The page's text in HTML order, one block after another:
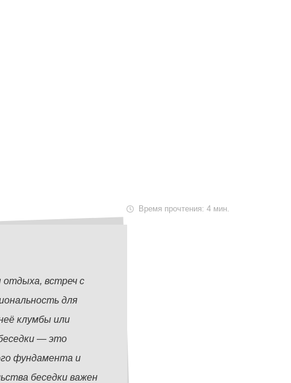
Время прочтения: 4 мин.
отдыха, встреч с
для
клумбы или
— это
фундамента и
беседки важен